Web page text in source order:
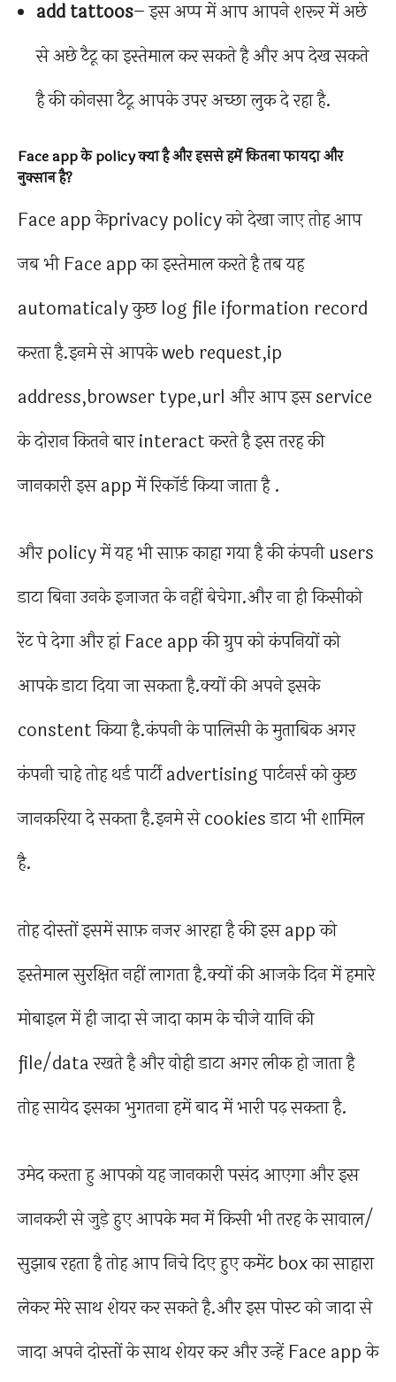
add tattoos– इस अप्प में आप आपने शरूर में अछे
से अछे टैटू का इस्तेमाल कर सकते है और अप देख सकते
है की कोनसा टैटू आपके उपर अच्छा लुक दे रहा है.
Face app के policy क्या है और इससे हमें कितना फायदा और
नुक्सान है?
Face app केprivacy policy को देखा जाए तोह आप
जब भी Face app का इस्तेमाल करते है तब यह
automaticaly कुछ log file iformation record
करता है.इनमे से आपके web request,ip
address,browser type,url और आप इस service
के दोरान कितने बार interact करते है इस तरह की
जानकारी इस app में रिकॉर्ड किया जाता है .
और policy में यह भी साफ़ काहा गया है की कंपनी users
डाटा बिना उनके इजाजत के नहीं बेचेगा.और ना ही किसीको
रेंट पे देगा और हां Face app की ग्रुप को कंपनियों को
आपके डाटा दिया जा सकता है.क्यों की अपने इसके
constent किया है.कंपनी के पालिसी के मुताबिक अगर
कंपनी चाहे तोह थर्ड पार्टी advertising पार्टनर्स को कुछ
जानकरिया दे सकता है.इनमे से cookies डाटा भी शामिल
है.
तोह दोस्तों इसमें साफ़ नजर आरहा है की इस app को
इस्तेमाल सुरक्षित नहीं लागता है.क्यों की आजके दिन में हमारे
मोबाइल में ही जादा से जादा काम के चीजे यानि की
file/data रखते है और वोही डाटा अगर लीक हो जाता है
तोह सायेद इसका भुगतना हमें बाद में भारी पढ़ सकता है.
उमेद करता हु आपको यह जानकारी पसंद आएगा और इस
जानकरी से जुड़े हुए आपके मन में किसी भी तरह के सावाल/
सुझाब रहता है तोह आप निचे दिए हुए कमेंट box का साहारा
लेकर मेरे साथ शेयर कर सकते है.और इस पोस्ट को जादा से
जादा अपने दोस्तों के साथ शेयर कर और उन्हें Face app के